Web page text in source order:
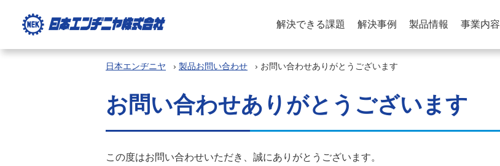
解決できる課題 解決事例 製品情報 事業内容
日本エンヂニヤ › 製品お問い合わせ › お問い合わせありがとうございます
お問い合わせありがとうございます
この度はお問い合わせいただき、誠にありがとうございます。